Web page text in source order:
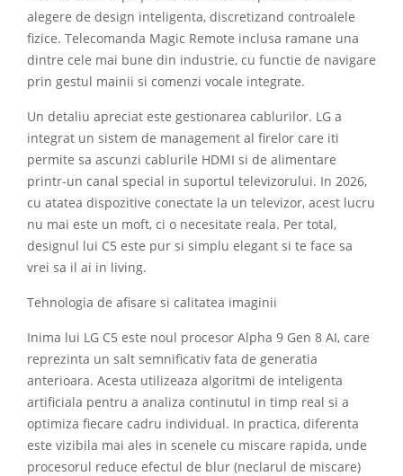
alegere de design inteligenta, discretizand controalele
fizice. Telecomanda Magic Remote inclusa ramane una
dintre cele mai bune din industrie, cu functie de navigare
prin gestul mainii si comenzi vocale integrate.
Un detaliu apreciat este gestionarea cablurilor. LG a
integrat un sistem de management al firelor care iti
permite sa ascunzi cablurile HDMI si de alimentare
printr-un canal special in suportul televizorului. In 2026,
cu atatea dispozitive conectate la un televizor, acest lucru
nu mai este un moft, ci o necesitate reala. Per total,
designul lui C5 este pur si simplu elegant si te face sa
vrei sa il ai in living.
Tehnologia de afisare si calitatea imaginii
Inima lui LG C5 este noul procesor Alpha 9 Gen 8 AI, care
reprezinta un salt semnificativ fata de generatia
anterioara. Acesta utilizeaza algoritmi de inteligenta
artificiala pentru a analiza continutul in timp real si a
optimiza fiecare cadru individual. In practica, diferenta
este vizibila mai ales in scenele cu miscare rapida, unde
procesorul reduce efectul de blur (neclarul de miscare)